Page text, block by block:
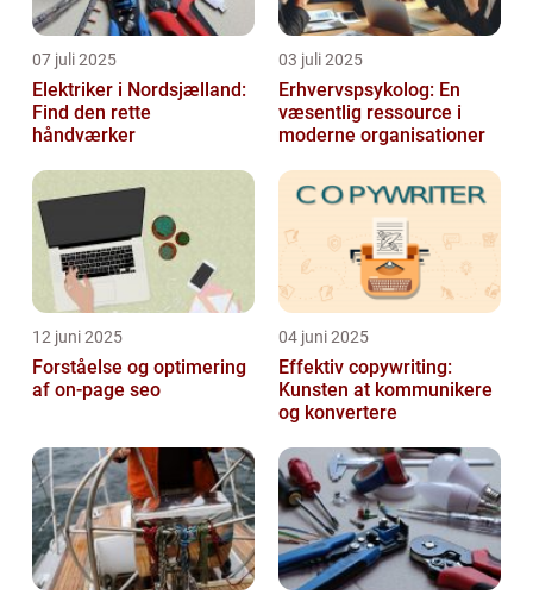
07 juli 2025
Elektriker i Nordsjælland:
Find den rette
håndværker
03 juli 2025
Erhvervspsykolog: En
væsentlig ressource i
moderne organisationer
12 juni 2025
Forståelse og optimering
af on-page seo
04 juni 2025
Effektiv copywriting:
Kunsten at kommunikere
og konvertere